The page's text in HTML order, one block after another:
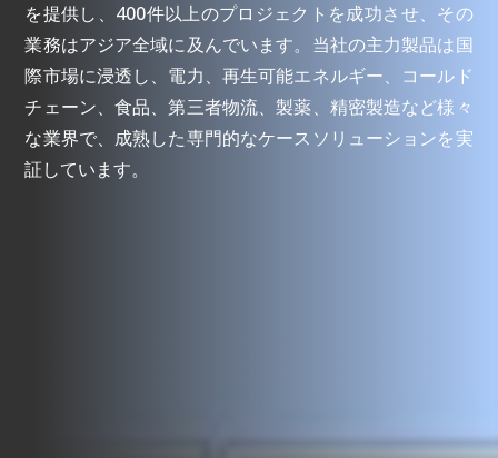
を提供し、400件以上のプロジェクトを成功させ、その
業務はアジア全域に及んでいます。当社の主力製品は国
際市場に浸透し、電力、再生可能エネルギー、コールド
チェーン、食品、第三者物流、製薬、精密製造など様々
な業界で、成熟した専門的なケースソリューションを実
証しています。